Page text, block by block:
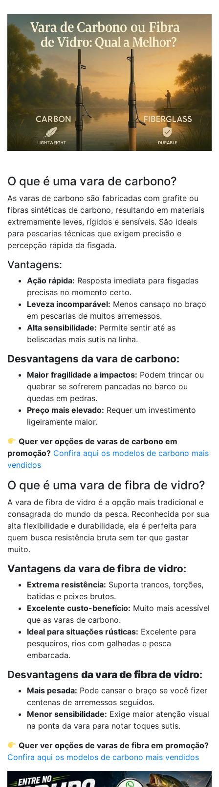
O que é uma vara de carbono?
As varas de carbono são fabricadas com grafite ou
fibras sintéticas de carbono, resultando em materiais
extremamente leves, rígidos e sensíveis. São ideais
para pescarias técnicas que exigem precisão e
percepção rápida da fisgada.
Vantagens:
Ação rápida: Resposta imediata para fisgadas
precisas no momento certo.
Leveza incomparável: Menos cansaço no braço
em pescarias de muitos arremessos.
Alta sensibilidade: Permite sentir até as
beliscadas mais sutis na linha.
Desvantagens da vara de carbono:
Maior fragilidade a impactos: Podem trincar ou
quebrar se sofrerem pancadas no barco ou
quedas em pedras.
Preço mais elevado: Requer um investimento
ligeiramente maior.
Quer ver opções de varas de carbono em
promoção? Confira aqui os modelos de carbono mais
vendidos
O que é uma vara de fibra de vidro?
A vara de fibra de vidro é a opção mais tradicional e
consagrada do mundo da pesca. Reconhecida por sua
alta flexibilidade e durabilidade, ela é perfeita para
quem busca resistência bruta sem ter que gastar
muito.
Vantagens da vara de fibra de vidro:
Extrema resistência: Suporta trancos, torções,
batidas e peixes brutos.
Excelente custo-benefício: Muito mais acessível
que as varas de carbono.
Ideal para situações rústicas: Excelente para
pesqueiros, rios com galhadas e pesca
embarcada.
Desvantagens da vara de fibra de vidro:
Mais pesada: Pode cansar o braço se você fizer
centenas de arremessos seguidos.
Menor sensibilidade: Exige maior atenção visual
na ponta da vara para notar toques sutis.
Quer ver opções de varas de fibra em promoção?
Confira aqui os modelos de carbono mais vendidos